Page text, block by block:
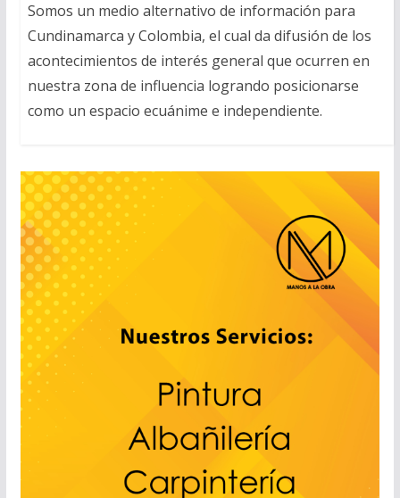
Somos un medio alternativo de información para
Cundinamarca y Colombia, el cual da difusión de los
acontecimientos de interés general que ocurren en
nuestra zona de influencia logrando posicionarse
como un espacio ecuánime e independiente.